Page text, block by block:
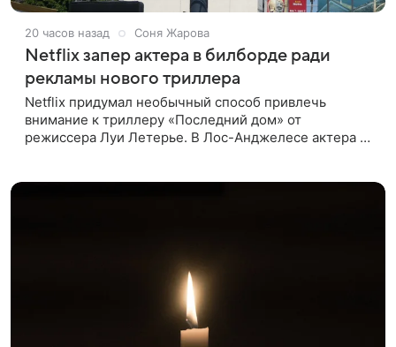
20 часов назад Соня Жарова
Netflix запер актера в билборде ради
рекламы нового триллера
Netflix придумал необычный способ привлечь
внимание к триллеру «Последний дом» от
режиссера Луи Летерье. В Лос-Анджелесе актера на